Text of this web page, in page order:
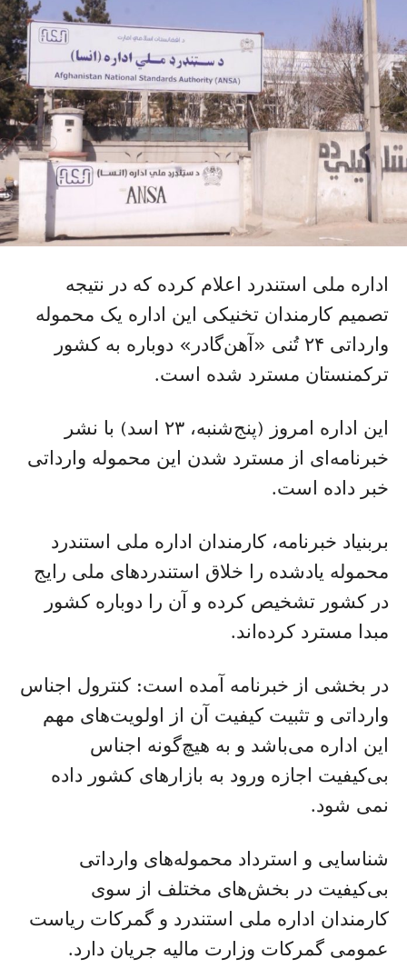
اداره ملی استندرد اعلام کرده که در نتیجه
تصمیم کارمندان تخنیکی این اداره یک محموله
وارداتی ۲۴ تُنی «آهن‌گادر» دوباره به کشور
ترکمنستان مسترد شده است.
این اداره امروز (پنج‌شنبه، ۲۳ اسد) با نشر
خبرنامه‌ای از مسترد شدن این محموله وارداتی
خبر داده است.
بربنیاد خبرنامه، کارمندان اداره ملی استندرد
محموله یادشده را خلاق استندردهای ملی رایج
در کشور تشخیص کرده و آن را دوباره کشور
مبدا مسترد کرده‌اند.
در بخشی از خبرنامه آمده است: کنترول اجناس
وارداتی و تثبیت کیفیت آن از اولویت‌های مهم
این اداره می‌باشد و به هیچ‌گونه اجناس
بی‌کیفیت اجازه ورود به بازارهای کشور داده
نمی شود.
شناسایی و استرداد محموله‌های وارداتی
بی‌کیفیت در بخش‌های مختلف از سوی
کارمندان اداره ملی استندرد و گمرکات ریاست
عمومی گمرکات وزارت مالیه جریان دارد.